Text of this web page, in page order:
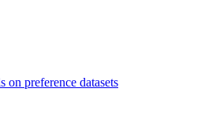
on preference datasets